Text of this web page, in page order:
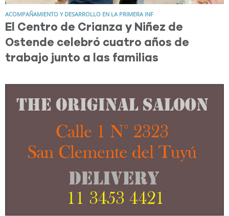
ACOMPAÑAMIENTO Y DESARROLLO EN LA PRIMERA INF
El Centro de Crianza y Niñez de
Ostende celebró cuatro años de
trabajo junto a las familias